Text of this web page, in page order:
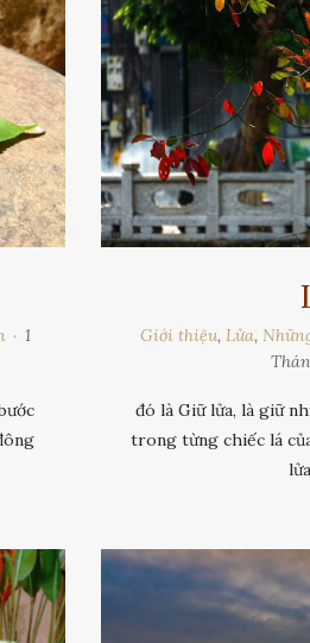
1
Giới thiệu,Lửa,
đó là Giữ lửa, là giữ
trong từng chiếc lá